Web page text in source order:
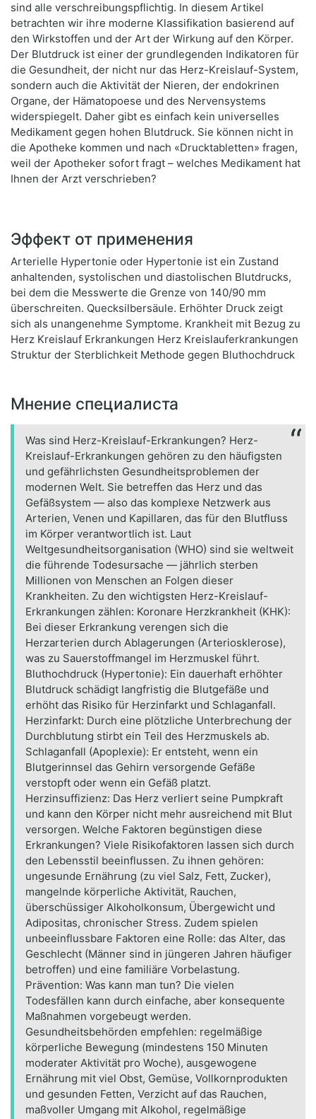
sind alle verschreibungspflichtig. In diesem Artikel
betrachten wir ihre moderne Klassifikation basierend auf
den Wirkstoffen und der Art der Wirkung auf den Körper.
Der Blutdruck ist einer der grundlegenden Indikatoren für
die Gesundheit, der nicht nur das Herz-Kreislauf-System,
sondern auch die Aktivität der Nieren, der endokrinen
Organe, der Hämatopoese und des Nervensystems
widerspiegelt. Daher gibt es einfach kein universelles
Medikament gegen hohen Blutdruck. Sie können nicht in
die Apotheke kommen und nach «Drucktabletten» fragen,
weil der Apotheker sofort fragt – welches Medikament hat
Ihnen der Arzt verschrieben?
Эффект от применения
Arterielle Hypertonie oder Hypertonie ist ein Zustand
anhaltenden, systolischen und diastolischen Blutdrucks,
bei dem die Messwerte die Grenze von 140/90 mm
überschreiten. Quecksilbersäule. Erhöhter Druck zeigt
sich als unangenehme Symptome. Krankheit mit Bezug zu
Herz Kreislauf Erkrankungen Herz Kreislauferkrankungen
Struktur der Sterblichkeit Methode gegen Bluthochdruck
Мнение специалиста
Was sind Herz-Kreislauf-Erkrankungen? Herz-
Kreislauf-Erkrankungen gehören zu den häufigsten
und gefährlichsten Gesundheitsproblemen der
modernen Welt. Sie betreffen das Herz und das
Gefäßsystem — also das komplexe Netzwerk aus
Arterien, Venen und Kapillaren, das für den Blutfluss
im Körper verantwortlich ist. Laut
Weltgesundheitsorganisation (WHO) sind sie weltweit
die führende Todesursache — jährlich sterben
Millionen von Menschen an Folgen dieser
Krankheiten. Zu den wichtigsten Herz-Kreislauf-
Erkrankungen zählen: Koronare Herzkrankheit (KHK):
Bei dieser Erkrankung verengen sich die
Herzarterien durch Ablagerungen (Arteriosklerose),
was zu Sauerstoffmangel im Herzmuskel führt.
Bluthochdruck (Hypertonie): Ein dauerhaft erhöhter
Blutdruck schädigt langfristig die Blutgefäße und
erhöht das Risiko für Herzinfarkt und Schlaganfall.
Herzinfarkt: Durch eine plötzliche Unterbrechung der
Durchblutung stirbt ein Teil des Herzmuskels ab.
Schlaganfall (Apoplexie): Er entsteht, wenn ein
Blutgerinnsel das Gehirn versorgende Gefäße
verstopft oder wenn ein Gefäß platzt.
Herzinsuffizienz: Das Herz verliert seine Pumpkraft
und kann den Körper nicht mehr ausreichend mit Blut
versorgen. Welche Faktoren begünstigen diese
Erkrankungen? Viele Risikofaktoren lassen sich durch
den Lebensstil beeinflussen. Zu ihnen gehören:
ungesunde Ernährung (zu viel Salz, Fett, Zucker),
mangelnde körperliche Aktivität, Rauchen,
überschüssiger Alkoholkonsum, Übergewicht und
Adipositas, chronischer Stress. Zudem spielen
unbeeinflussbare Faktoren eine Rolle: das Alter, das
Geschlecht (Männer sind in jüngeren Jahren häufiger
betroffen) und eine familiäre Vorbelastung.
Prävention: Was kann man tun? Die vielen
Todesfällen kann durch einfache, aber konsequente
Maßnahmen vorgebeugt werden.
Gesundheitsbehörden empfehlen: regelmäßige
körperliche Bewegung (mindestens 150 Minuten
moderater Aktivität pro Woche), ausgewogene
Ernährung mit viel Obst, Gemüse, Vollkornprodukten
und gesunden Fetten, Verzicht auf das Rauchen,
maßvoller Umgang mit Alkohol, regelmäßige